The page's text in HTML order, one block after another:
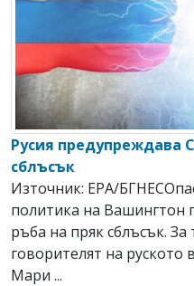
Русия предупреждава
сблъсък
Източник: EPA/
политика на Вашингтон
ръба на пряк сблъсък.
говорителят на
Мари ...